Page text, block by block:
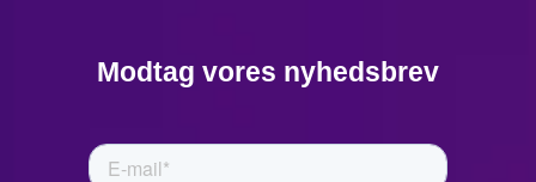
Modtag vores nyhedsbrev